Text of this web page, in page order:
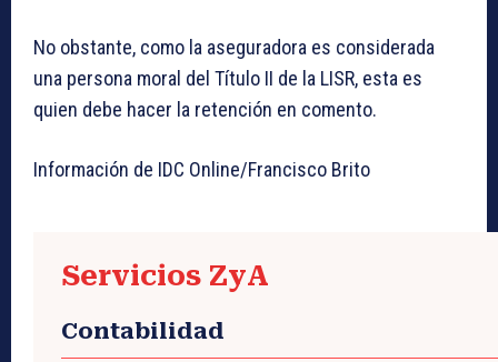
No obstante, como la aseguradora es considerada
una persona moral del Título II de la LISR, esta es
quien debe hacer la retención en comento.
Información de IDC Online/Francisco Brito
Servicios ZyA
Contabilidad